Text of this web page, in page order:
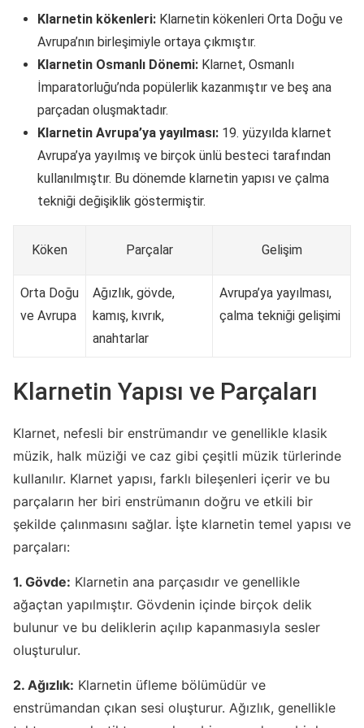
Klarnetin kökenleri: Klarnetin kökenleri Orta Doğu ve
Avrupa’nın birleşimiyle ortaya çıkmıştır.
Klarnetin Osmanlı Dönemi: Klarnet, Osmanlı
İmparatorluğu’nda popülerlik kazanmıştır ve beş ana
parçadan oluşmaktadır.
Klarnetin Avrupa’ya yayılması: 19. yüzyılda klarnet
Avrupa’ya yayılmış ve birçok ünlü besteci tarafından
kullanılmıştır. Bu dönemde klarnetin yapısı ve çalma
tekniği değişiklik göstermiştir.
Köken Parçalar Gelişim
Orta Doğu
ve Avrupa
Ağızlık, gövde,
kamış, kıvrık,
anahtarlar
Avrupa’ya yayılması,
çalma tekniği gelişimi
Klarnetin Yapısı ve Parçaları
Klarnet, nefesli bir enstrümandır ve genellikle klasik
müzik, halk müziği ve caz gibi çeşitli müzik türlerinde
kullanılır. Klarnet yapısı, farklı bileşenleri içerir ve bu
parçaların her biri enstrümanın doğru ve etkili bir
şekilde çalınmasını sağlar. İşte klarnetin temel yapısı ve
parçaları:
1. Gövde: Klarnetin ana parçasıdır ve genellikle
ağaçtan yapılmıştır. Gövdenin içinde birçok delik
bulunur ve bu deliklerin açılıp kapanmasıyla sesler
oluşturulur.
2. Ağızlık: Klarnetin üfleme bölümüdür ve
enstrümandan çıkan sesi oluşturur. Ağızlık, genellikle